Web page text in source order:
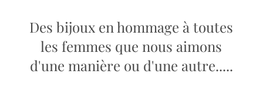
Des bijoux en hommage à toutes
les femmes que nous aimons
d'une manière ou d'une autre.....